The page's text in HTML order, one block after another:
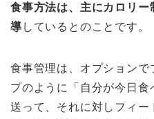
食事方法は、主にカロリ
導 しているとのことです。
食事管理は、オプションで
プのように「自分が今日食
送って、それに対しフィー